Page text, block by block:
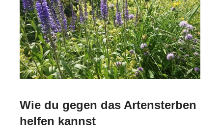
Wie du gegen das Artensterben
helfen kannst